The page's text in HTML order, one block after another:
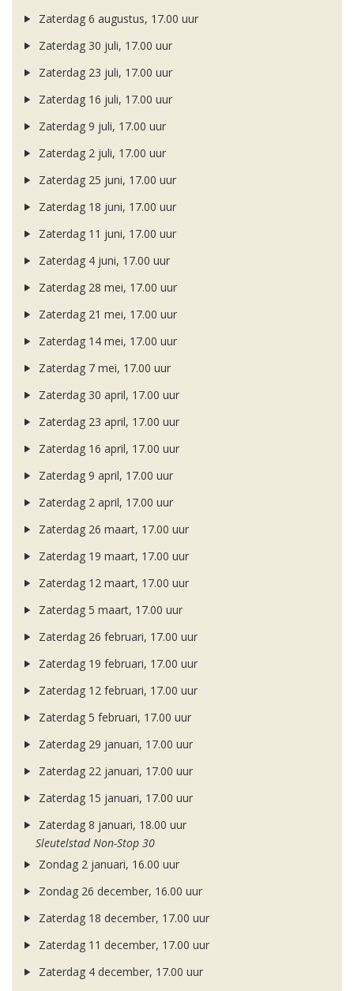
Zaterdag 6 augustus, 17.00 uur
Zaterdag 30 juli, 17.00 uur
Zaterdag 23 juli, 17.00 uur
Zaterdag 16 juli, 17.00 uur
Zaterdag 9 juli, 17.00 uur
Zaterdag 2 juli, 17.00 uur
Zaterdag 25 juni, 17.00 uur
Zaterdag 18 juni, 17.00 uur
Zaterdag 11 juni, 17.00 uur
Zaterdag 4 juni, 17.00 uur
Zaterdag 28 mei, 17.00 uur
Zaterdag 21 mei, 17.00 uur
Zaterdag 14 mei, 17.00 uur
Zaterdag 7 mei, 17.00 uur
Zaterdag 30 april, 17.00 uur
Zaterdag 23 april, 17.00 uur
Zaterdag 16 april, 17.00 uur
Zaterdag 9 april, 17.00 uur
Zaterdag 2 april, 17.00 uur
Zaterdag 26 maart, 17.00 uur
Zaterdag 19 maart, 17.00 uur
Zaterdag 12 maart, 17.00 uur
Zaterdag 5 maart, 17.00 uur
Zaterdag 26 februari, 17.00 uur
Zaterdag 19 februari, 17.00 uur
Zaterdag 12 februari, 17.00 uur
Zaterdag 5 februari, 17.00 uur
Zaterdag 29 januari, 17.00 uur
Zaterdag 22 januari, 17.00 uur
Zaterdag 15 januari, 17.00 uur
Zaterdag 8 januari, 18.00 uur
Sleutelstad Non-Stop 30
Zondag 2 januari, 16.00 uur
Zondag 26 december, 16.00 uur
Zaterdag 18 december, 17.00 uur
Zaterdag 11 december, 17.00 uur
Zaterdag 4 december, 17.00 uur